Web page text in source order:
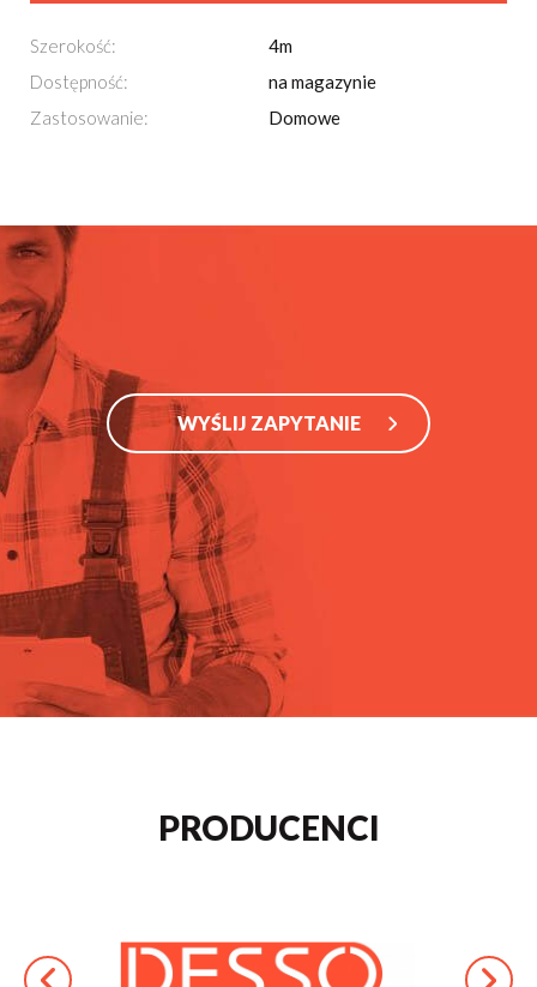
Szerokość:
4m
Dostępność:
na magazynie
Zastosowanie:
Domowe
WYŚLIJ ZAPYTANIE
PRODUCENCI